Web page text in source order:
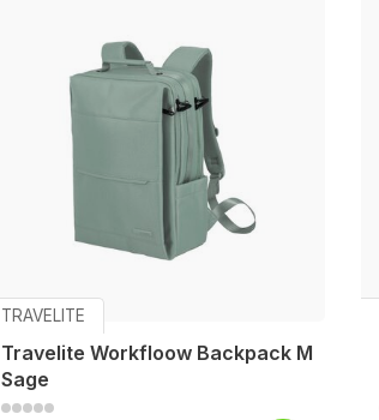
TRAVELITE
Travelite Workfloow Backpack M
Sage